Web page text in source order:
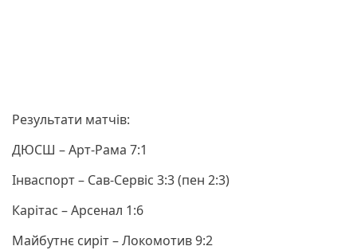
Результати матчів:
ДЮСШ – Арт-Рама 7:1
Інваспорт – Сав-Сервіс 3:3 (пен 2:3)
Карітас – Арсенал 1:6
Майбутнє сиріт – Локомотив 9:2